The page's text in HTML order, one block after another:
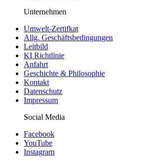
Unternehmen
Umwelt-Zertifkat
Allg. Geschäftsbedingungen
Leitbild
KI Richtlinie
Anfahrt
Geschichte & Philosophie
Kontakt
Datenschutz
Impressum
Social Media
Facebook
YouTube
Instagram